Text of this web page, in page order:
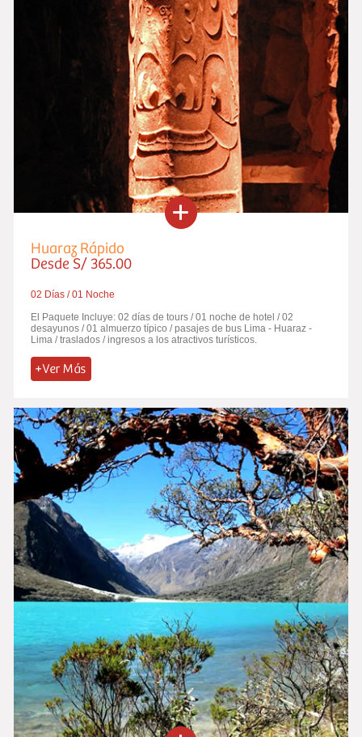
Huaraz Rápido
Desde S/ 365.00
02 Días / 01 Noche
El Paquete Incluye: 02 días de tours / 01 noche de hotel / 02
desayunos / 01 almuerzo típico / pasajes de bus Lima - Huaraz -
Lima / traslados / ingresos a los atractivos turísticos.